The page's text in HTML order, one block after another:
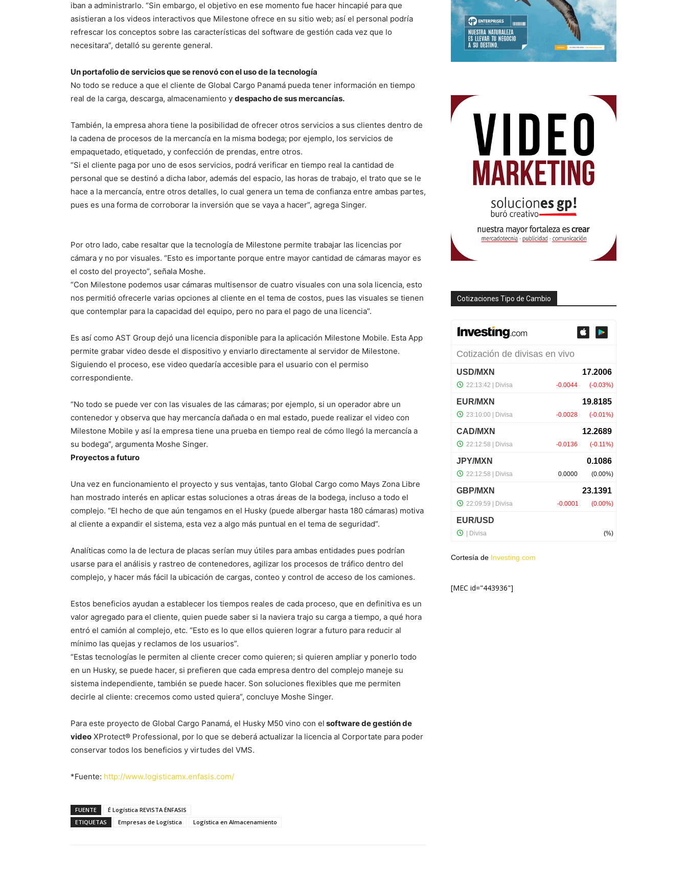
iban a administrarlo. “Sin embargo, el objetivo en ese momento fue hacer hincapié para que
asistieran a los videos interactivos que Milestone ofrece en su sitio web; así el personal podría
refrescar los conceptos sobre las características del software de gestión cada vez que lo
necesitara”, detalló su gerente general.
Un portafolio de servicios que se renovó con el uso de la tecnología
No todo se reduce a que el cliente de Global Cargo Panamá pueda tener información en tiempo
real de la carga, descarga, almacenamiento y despacho de sus mercancías.
También, la empresa ahora tiene la posibilidad de ofrecer otros servicios a sus clientes dentro de
la cadena de procesos de la mercancía en la misma bodega; por ejemplo, los servicios de
empaquetado, etiquetado, y confección de prendas, entre otros.
“Si el cliente paga por uno de esos servicios, podrá verificar en tiempo real la cantidad de
personal que se destinó a dicha labor, además del espacio, las horas de trabajo, el trato que se le
hace a la mercancía, entre otros detalles, lo cual genera un tema de confianza entre ambas partes,
pues es una forma de corroborar la inversión que se vaya a hacer”, agrega Singer.
Por otro lado, cabe resaltar que la tecnología de Milestone permite trabajar las licencias por
cámara y no por visuales. “Esto es importante porque entre mayor cantidad de cámaras mayor es
el costo del proyecto”, señala Moshe.
“Con Milestone podemos usar cámaras multisensor de cuatro visuales con una sola licencia, esto
nos permitió ofrecerle varias opciones al cliente en el tema de costos, pues las visuales se tienen
que contemplar para la capacidad del equipo, pero no para el pago de una licencia”.
Es así como AST Group dejó una licencia disponible para la aplicación Milestone Mobile. Esta App
permite grabar video desde el dispositivo y enviarlo directamente al servidor de Milestone.
Siguiendo el proceso, ese video quedaría accesible para el usuario con el permiso
correspondiente.
“No todo se puede ver con las visuales de las cámaras; por ejemplo, si un operador abre un
contenedor y observa que hay mercancía dañada o en mal estado, puede realizar el video con
Milestone Mobile y así la empresa tiene una prueba en tiempo real de cómo llegó la mercancía a
su bodega”, argumenta Moshe Singer.
Proyectos a futuro
Una vez en funcionamiento el proyecto y sus ventajas, tanto Global Cargo como Mays Zona Libre
han mostrado interés en aplicar estas soluciones a otras áreas de la bodega, incluso a todo el
complejo. “El hecho de que aún tengamos en el Husky (puede albergar hasta 180 cámaras) motiva
al cliente a expandir el sistema, esta vez a algo más puntual en el tema de seguridad”.
Analíticas como la de lectura de placas serían muy útiles para ambas entidades pues podrían
usarse para el análisis y rastreo de contenedores, agilizar los procesos de tráfico dentro del
complejo, y hacer más fácil la ubicación de cargas, conteo y control de acceso de los camiones.
Estos beneficios ayudan a establecer los tiempos reales de cada proceso, que en definitiva es un
valor agregado para el cliente, quien puede saber si la naviera trajo su carga a tiempo, a qué hora
entró el camión al complejo, etc. “Esto es lo que ellos quieren lograr a futuro para reducir al
mínimo las quejas y reclamos de los usuarios”.
“Estas tecnologías le permiten al cliente crecer como quieren; si quieren ampliar y ponerlo todo
en un Husky, se puede hacer, si prefieren que cada empresa dentro del complejo maneje su
sistema independiente, también se puede hacer. Son soluciones flexibles que me permiten
decirle al cliente: crecemos como usted quiera”, concluye Moshe Singer.
Para este proyecto de Global Cargo Panamá, el Husky M50 vino con el software de gestión de
video XProtect® Professional, por lo que se deberá actualizar la licencia al Corportate para poder
conservar todos los beneficios y virtudes del VMS.
*Fuente: http://www.logisticamx.enfasis.com/
FUENTE
É Logística REVISTA ÉNFASIS
ETIQUETAS
Empresas de Logística Logística en Almacenamiento
Cotizaciones Tipo de Cambio
Cortesía de Investing.com
[MEC id="443936"]